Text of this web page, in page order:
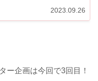
2023.09.26
ー企画は今回で3回目！